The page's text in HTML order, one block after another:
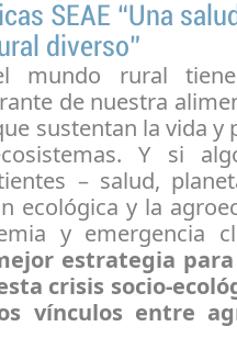
SEAE “Una
diverso”
mundo rural
de nuestra
sustentan la vida y
Y si
– salud,
ecológica y la
y emergencia
estrategia
crisis socio-
vínculos entre